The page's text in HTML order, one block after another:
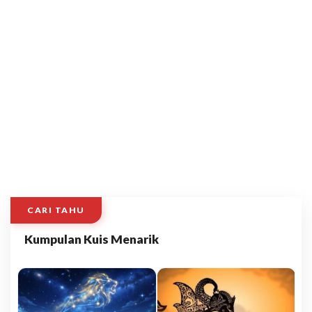
CARI TAHU
Kumpulan Kuis Menarik